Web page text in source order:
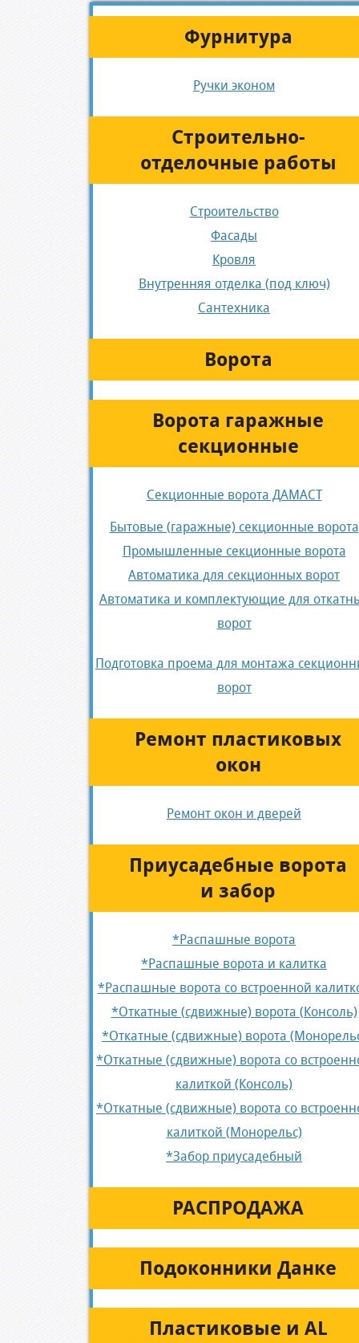
Фурнитура
Ручки эконом
Строительно-
отделочные работы
Строительство
Фасады
Кровля
Внутренняя отделка (под ключ)
Сантехника
Ворота
Ворота гаражные
секционные
Секционные ворота ДАМАСТ
Бытовые (гаражные) секционные ворота
Промышленные секционные ворота
Автоматика для секционных ворот
Автоматика и комплектующие для
ворот
Подготовка проема для монтажа
ворот
Ремонт пластиковых
окон
Ремонт окон и дверей
Приусадебные ворота
и забор
*Распашные ворота
*Распашные ворота и калитка
*Распашные ворота со встроенной
*Откатные (сдвижные) ворота (Консоль)
*Откатные (сдвижные) ворота
*Откатные (сдвижные) ворота со
калиткой (Консоль)
*Откатные (сдвижные) ворота со
калиткой (Монорельс)
*Забор приусадебный
РАСПРОДАЖА
Подоконники Данке
Пластиковые и AL